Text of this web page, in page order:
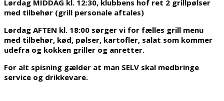
Lørdag MIDDAG kl. 12:30, klubbens hof ret 2 grillpølser
med tilbehør (grill personale aftales)
Lørdag AFTEN kl. 18:00 sørger vi for fælles grill menu
med tilbehør, kød, pølser, kartofler, salat som kommer
udefra og kokken griller og anretter.
For alt spisning gælder at man SELV skal medbringe
service og drikkevare.